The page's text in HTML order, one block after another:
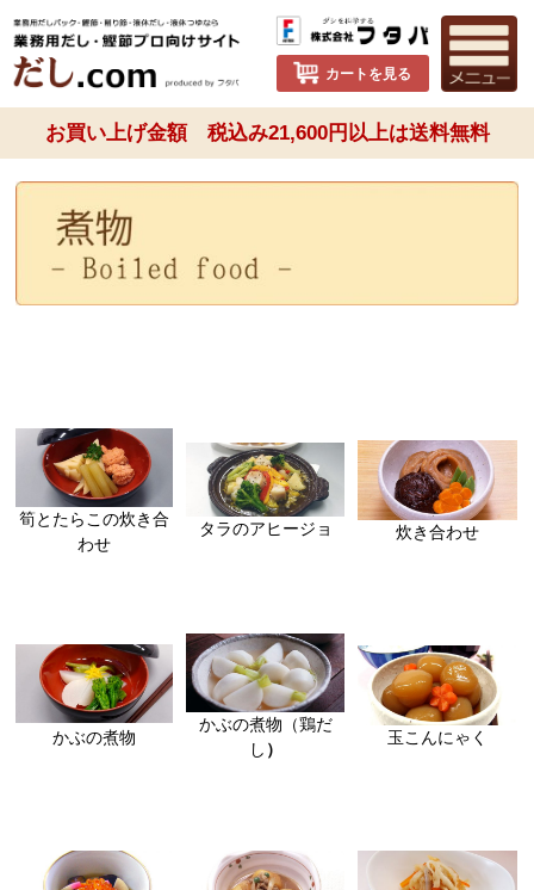
カートを見る
お買い上げ金額 税込み21,600円以上は送料無料
筍とたらこの炊き合
わせ
タラのアヒージョ 炊き合わせ
かぶの煮物
かぶの煮物（鶏だ
し ）
玉こんにゃく